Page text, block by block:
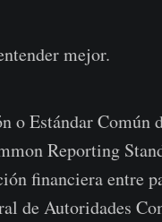
mejor.
o Estándar
Reporting
financiera entre
de Autoridades